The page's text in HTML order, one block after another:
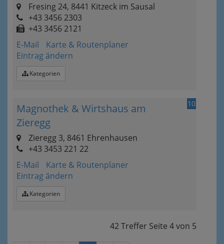
Fresing 24, 8441 Kitzeck im Sausal
+43 3456 2303
+43 3456 2121
E-Mail
Karte & Routenplaner
Eintrag ändern
Kategorien
10
Magnothek & Wirtshaus am
Zieregg
Zieregg 3, 8461 Ehrenhausen
+43 3453 221 22
E-Mail
Karte & Routenplaner
Eintrag ändern
Kategorien
42 Treffer Seite 4von 5